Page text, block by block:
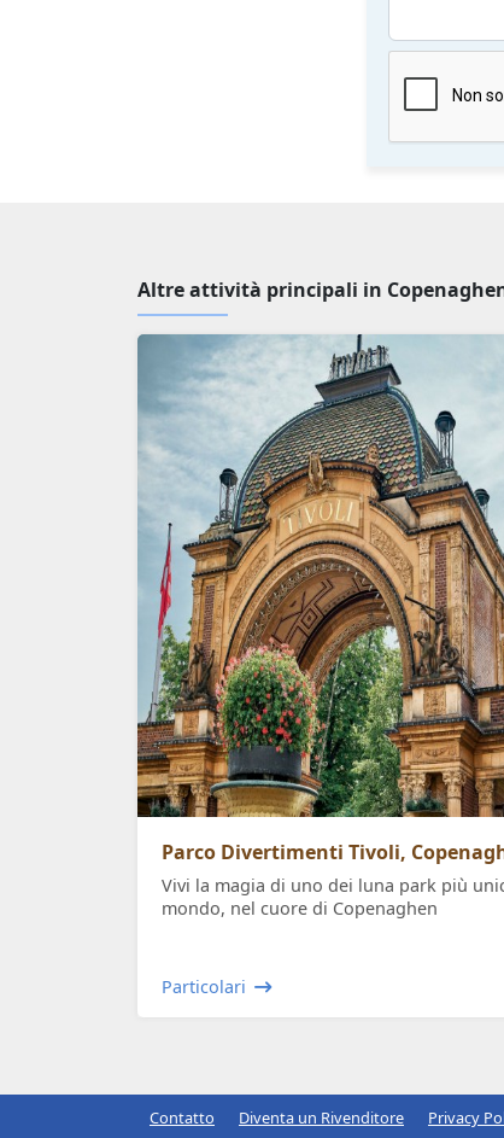
Altre attività principali in
Parco Divertimenti Tivoli,
Vivi la magia di uno dei luna park più
mondo, nel cuore di Copenaghen
Particolari
Contatto Diventa un Rivenditore Privacy